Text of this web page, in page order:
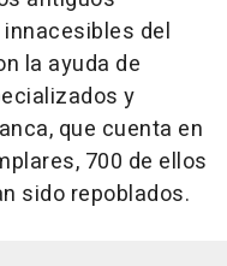
del
la ayuda de
y
que cuenta en
700 de ellos
sido repoblados.